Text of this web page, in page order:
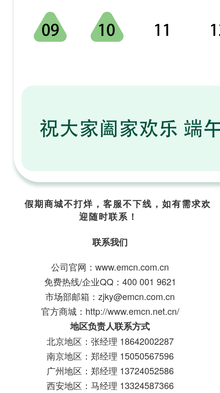
假期商城不打烊，客服不下线，如有需求欢
迎随时联系！
联系我们
公司官网：www.emcn.com.cn
免费热线/企业QQ：400 001 9621
市场部邮箱：zjky@emcn.com.cn
官方商城：http://www.emcn.net.cn/
地区负责人联系方式
北京地区：张经理 18642002287
南京地区：郑经理 15050567596
广州地区：郑经理 13724052586
西安地区：马经理 13324587366